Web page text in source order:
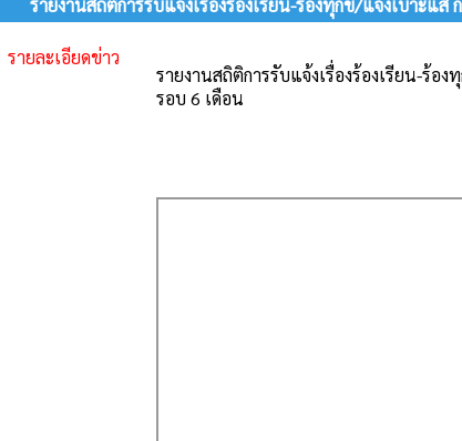
รายงานสถิติการรับแจ้งเรื่องร้องเรียน-ร้องทุกข์/แจ้งเบาะ
รายละเอียดข่าว
รายงานสถิติการรับแจ้งเรื่องร้องเรียน-ร้
รอบ 6 เดือน